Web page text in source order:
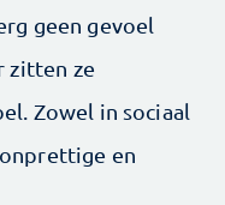
geen gevoel
zitten ze
Zowel in sociaal
en